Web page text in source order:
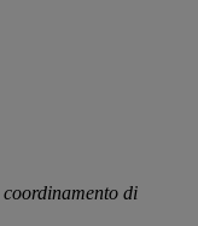
coordinamento di